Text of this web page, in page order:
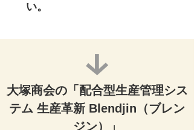
い。
大塚商会の「配合型生産管理シス
テム 生産革新 Blendjin（ブレン
ジン）」